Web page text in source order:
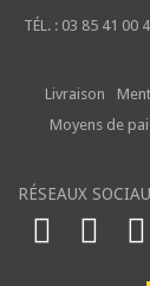
TÉL. : 03 85 41 00
Livraison
Moyens de
RÉSEAUX